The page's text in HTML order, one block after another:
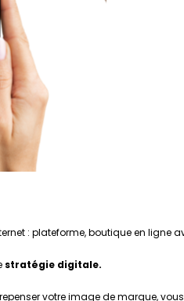
: plateforme, boutique en ligne
stratégie digitale.
votre image de marque,